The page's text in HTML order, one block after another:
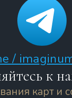
/
к
карт и